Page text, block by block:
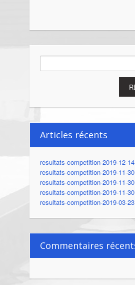
Rechercher :
Articles récents
resultats-competition-2019-12-14
resultats-competition-2019-11-30
resultats-competition-2019-11-30
resultats-competition-2019-11-30
resultats-competition-2019-03-23
Commentaires